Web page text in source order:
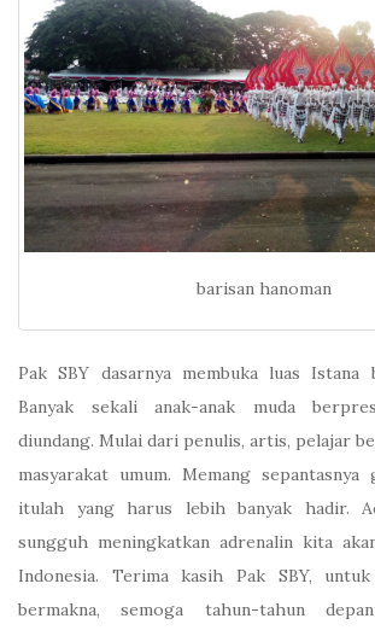
barisan hanoman
Pak SBY dasarnya membuka luas Istana
Banyak sekali anak-anak muda
diundang. Mulai dari penulis, artis, pelajar
masyarakat umum. Memang
itulah yang harus lebih banyak hadir.
sungguh meningkatkan adrenalin kita
Indonesia. Terima kasih Pak SBY,
bermakna, semoga tahun-tahun